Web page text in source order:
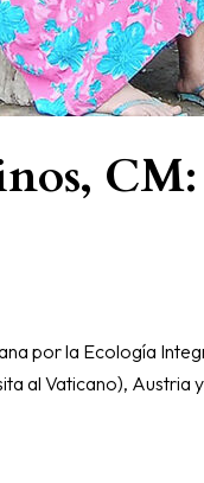
por la Ecología
al Vaticano),